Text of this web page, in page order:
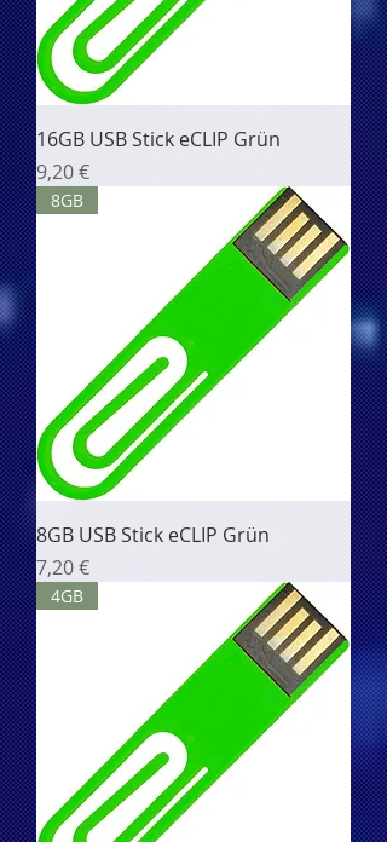
16GB USB Stick eCLIP Grün
Цена
9,20 €
8GB
8GB USB Stick eCLIP Grün
Цена
7,20 €
4GB